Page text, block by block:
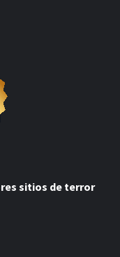
sitios de terror